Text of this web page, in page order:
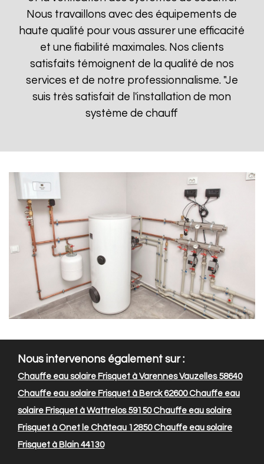
Nous travaillons avec des équipements de
haute qualité pour vous assurer une efficacité
et une fiabilité maximales. Nos clients
satisfaits témoignent de la qualité de nos
services et de notre professionnalisme. "Je
suis très satisfait de l'installation de mon
système de chauff
Nous intervenons également sur :
Chauffe eau solaire Frisquet à Varennes Vauzelles 58640
Chauffe eau solaire Frisquet à Berck 62600Chauffe eau
solaire Frisquet à Wattrelos 59150Chauffe eau solaire
Frisquet à Onet le Château 12850Chauffe eau solaire
Frisquet à Blain 44130